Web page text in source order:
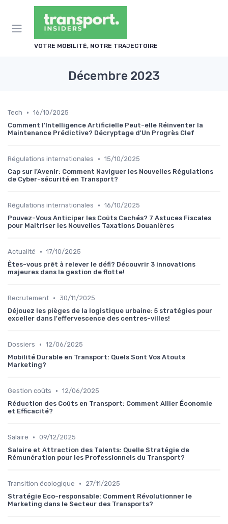
VOTRE MOBILITÉ, NOTRE TRAJECTOIRE
Décembre 2023
Tech • 16/10/2025
Comment l'Intelligence Artificielle Peut-elle Réinventer la
Maintenance Prédictive? Décryptage d'Un Progrès Clef
Régulations internationales • 15/10/2025
Cap sur l'Avenir: Comment Naviguer les Nouvelles Régulations
de Cyber-sécurité en Transport?
Régulations internationales • 16/10/2025
Pouvez-Vous Anticiper les Coûts Cachés? 7 Astuces Fiscales
pour Maitriser les Nouvelles Taxations Douanières
Actualité • 17/10/2025
Êtes-vous prêt à relever le défi? Découvrir 3 innovations
majeures dans la gestion de flotte!
Recrutement • 30/11/2025
Déjouez les pièges de la logistique urbaine: 5 stratégies pour
exceller dans l'effervescence des centres-villes!
Dossiers • 12/06/2025
Mobilité Durable en Transport: Quels Sont Vos Atouts
Marketing?
Gestion coûts • 12/06/2025
Réduction des Coûts en Transport: Comment Allier Économie
et Efficacité?
Salaire • 09/12/2025
Salaire et Attraction des Talents: Quelle Stratégie de
Rémunération pour les Professionnels du Transport?
Transition écologique •
27/11/2025
Stratégie Eco-responsable: Comment Révolutionner le
Marketing dans le Secteur des Transports?
Panneau de gestion des cookies